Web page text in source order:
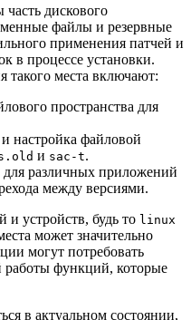
дискового
файлы и резервные
применения патчей и
в процессе установки.
такого места включают:
пространства для
настройка файловой
и sac-t.
различных приложений
между версиями.
устройств, будь то linux
может значительно
могут потребовать
работы функций, которые
в актуальном состоянии,